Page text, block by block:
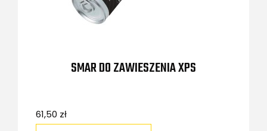
SMAR DO ZAWIESZENIA XPS
61,50 zł